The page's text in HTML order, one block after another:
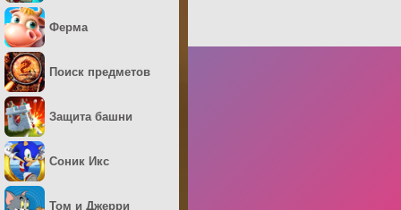
Ферма
Поиск предметов
Защита башни
Соник Икс
Том и Джерри